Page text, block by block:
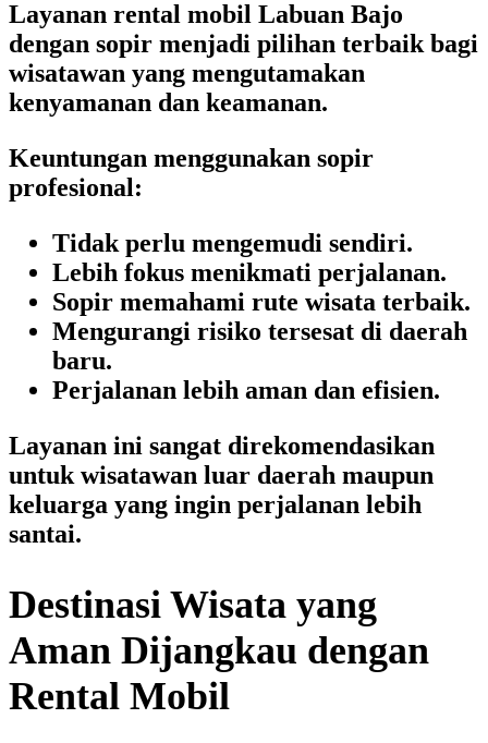
Layanan rental mobil Labuan Bajo
dengan sopir menjadi pilihan terbaik bagi
wisatawan yang mengutamakan
kenyamanan dan keamanan.
Keuntungan menggunakan sopir
profesional:
Tidak perlu mengemudi sendiri.
Lebih fokus menikmati perjalanan.
Sopir memahami rute wisata terbaik.
Mengurangi risiko tersesat di daerah
baru.
Perjalanan lebih aman dan efisien.
Layanan ini sangat direkomendasikan
untuk wisatawan luar daerah maupun
keluarga yang ingin perjalanan lebih
santai.
Destinasi Wisata yang
Aman Dijangkau dengan
Rental Mobil